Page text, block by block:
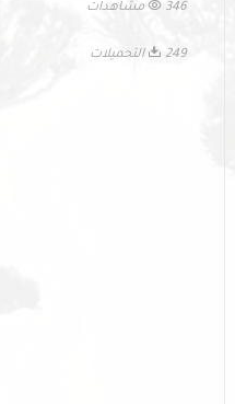
346 مشاهدات
249 التحميلات